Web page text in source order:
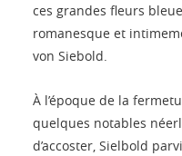
ces grandes fleurs
romanesque et
von Siebold.
À l’époque de la
quelques notables
d’accoster, Sielbold